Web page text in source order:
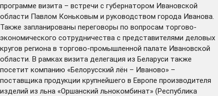
программе визита – встречи с губернатором Ивановской
области Павлом Коньковым и руководством города Иванова.
Также запланированы переговоры по вопросам торгово-
экономического сотрудничества с представителями деловых
кругов региона в торгово-промышленной палате Ивановской
области. В рамках визита делегация из Беларуси также
посетит компанию «Белорусский лён – Иваново» –
поставщика продукции крупнейшего в Европе производителя
изделий из льна «Оршанский льнокомбинат» (Республика